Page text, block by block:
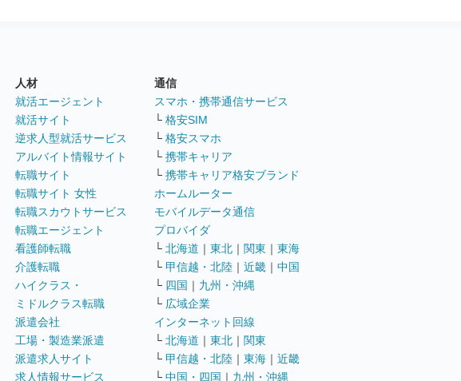
人材
就活エージェント
就活サイト
逆求人型就活サービス
アルバイト情報サイト
転職サイト
転職サイト 女性
転職スカウトサービス
転職エージェント
看護師転職
介護転職
ハイクラス・
ミドルクラス転職
派遣会社
工場・製造業派遣
派遣求人サイト
求人情報サービス
通信
スマホ・携帯通信サービス
└ 格安SIM
└ 格安スマホ
└ 携帯キャリア
└ 携帯キャリア格安ブランド
ホームルーター
モバイルデータ通信
プロバイダ
└ 北海道 ｜ 東北 ｜ 関東 ｜ 東海
└ 甲信越・北陸 ｜ 近畿 ｜ 中国
└ 四国 ｜ 九州・沖縄
└ 広域企業
インターネット回線
└ 北海道 ｜ 東北 ｜ 関東
└ 甲信越・北陸 ｜ 東海 ｜ 近畿
└ 中国・四国 ｜ 九州・沖縄